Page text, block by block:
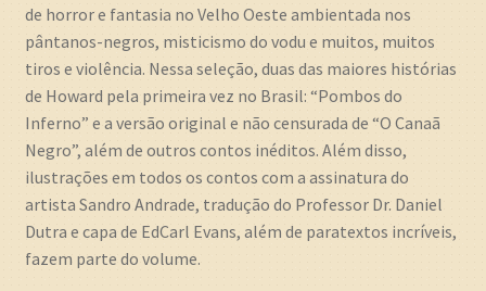
de horror e fantasia no Velho Oeste ambientada nos
pântanos-negros, misticismo do vodu e muitos, muitos
tiros e violência. Nessa seleção, duas das maiores histórias
de Howard pela primeira vez no Brasil: “Pombos do
Inferno” e a versão original e não censurada de “O Canaã
Negro”, além de outros contos inéditos. Além disso,
ilustrações em todos os contos com a assinatura do
artista Sandro Andrade, tradução do Professor Dr. Daniel
Dutra e capa de EdCarl Evans, além de paratextos incríveis,
fazem parte do volume.